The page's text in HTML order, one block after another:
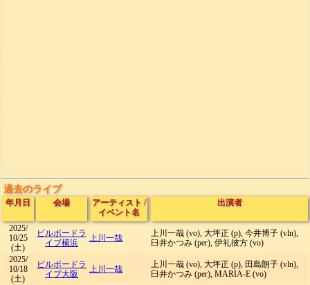
過去のライブ
年月日 会場 アーティスト /
イベント名
出演者
2025/
10/25
(土)
ビルボードラ
イブ横浜
上川一哉
上川一哉 (vo), 大坪正 (p), 今井博子 (vln),
臼井かつみ (per), 伊礼彼方 (vo)
2025/
10/18
(土)
ビルボードラ
イブ大阪
上川一哉
上川一哉 (vo), 大坪正 (p), 田島朗子 (vln),
臼井かつみ (per), MARIA-E (vo)